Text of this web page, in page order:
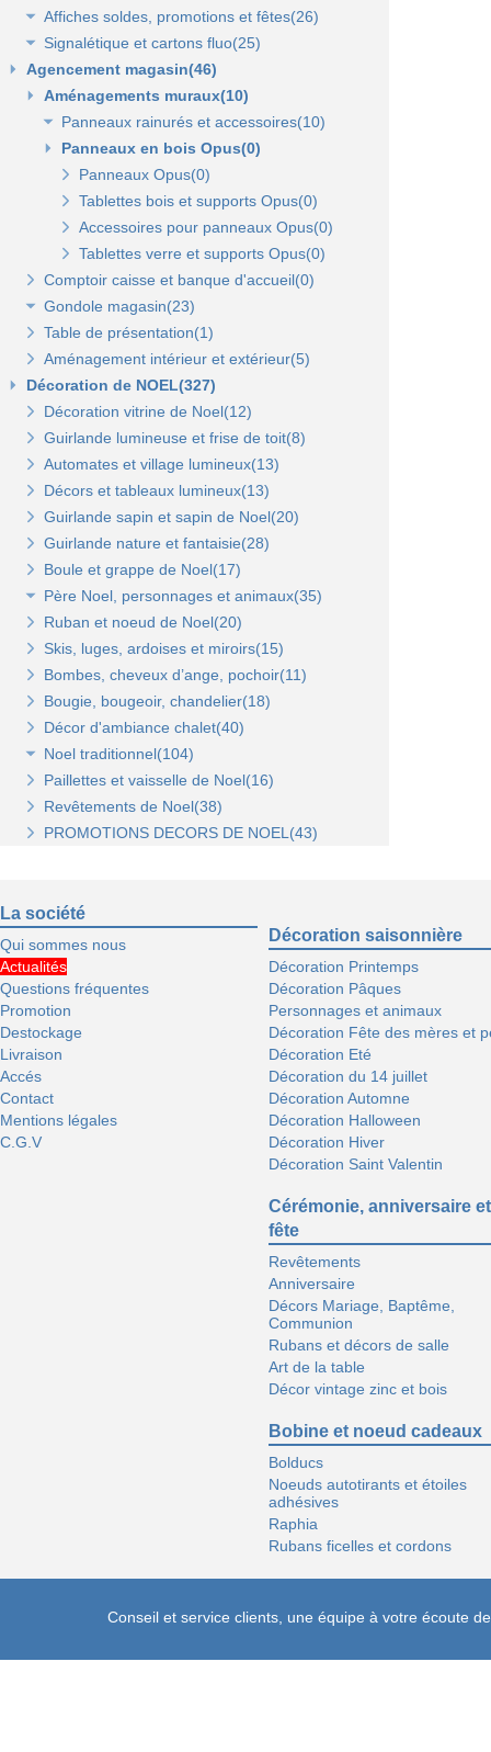
Affiches soldes, promotions et fêtes(26)
Affiches fêtes(5)
Affiches soldes(21)
Signalétique et cartons fluo(25)
Cartons fluo(13)
Plaques signalétiques(10)
Tableaux horaires(2)
Agencement magasin(46)
Aménagements muraux(10)
Panneaux rainurés et accessoires(10)
Panneaux rainurés(0)
Rails et profils(0)
Gondole panneau rainuré(2)
Broches pour panneaux(3)
Tablettes bois et supports(3)
Tablettes verre et supports(3)
Autres supports(5)
Bras et penderies pour panneaux standard(0)
Panneaux en bois Opus(0)
Panneaux Opus(0)
Tablettes bois et supports Opus(0)
Accessoires pour panneaux Opus(0)
Tablettes verre et supports Opus(0)
Comptoir caisse et banque d'accueil(0)
Gondole magasin(23)
Gondoles métalliques fond métal(15)
Gondole simple de départ fond métal(0)
Gondole double de départ(0)
Montant terminal métal(0)
Broches et barres de charge(6)
Penderies et bras fond métal(4)
Tablettes et paniers(5)
Gondoles métalliques fond bois(8)
Gondole simple de départ fond bois(0)
Montant terminal pour fond bois(0)
Penderies et bras fond bois(4)
Tablettes(4)
Table de présentation(1)
Aménagement intérieur et extérieur(5)
Décoration de NOEL(327)
Décoration vitrine de Noel(12)
Guirlande lumineuse et frise de toit(8)
Automates et village lumineux(13)
Décors et tableaux lumineux(13)
Guirlande sapin et sapin de Noel(20)
Guirlande nature et fantaisie(28)
Boule et grappe de Noel(17)
Père Noel, personnages et animaux(35)
Animaux et personnages(18)
Bonhomme de neige(11)
Père Noel(13)
Ruban et noeud de Noel(20)
Skis, luges, ardoises et miroirs(15)
Bombes, cheveux d’ange, pochoir(11)
Bougie, bougeoir, chandelier(18)
Décor d'ambiance chalet(40)
Noel traditionnel(104)
Décorations de sapin(45)
Stickers de Noel(23)
Centre de table, décors et cotillons(37)
Paillettes et vaisselle de Noel(16)
Revêtements de Noel(38)
PROMOTIONS DECORS DE NOEL(43)
La société
Qui sommes nous
Actualités
Questions fréquentes
Promotion
Destockage
Livraison
Accés
Contact
Mentions légales
C.G.V
Décoration saisonnière
Décoration Printemps
Décoration Pâques
Personnages et animaux
Décoration Fête des mères et
Décoration Eté
Décoration du 14 juillet
Décoration Automne
Décoration Halloween
Décoration Hiver
Décoration Saint Valentin
Cérémonie, anniversaire et
fête
Revêtements
Anniversaire
Décors Mariage, Baptême,
Communion
Rubans et décors de salle
Art de la table
Décor vintage zinc et bois
Bobine et noeud cadeaux
Bolducs
Noeuds autotirants et étoiles
adhésives
Raphia
Rubans ficelles et cordons
Conseil et service clients, une équipe à votre écoute